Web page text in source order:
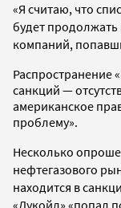
«Я считаю, что
будет продолжать
компаний,
Распространение
санкций —
американское
проблему».
Несколько
нефтегазового
находится в